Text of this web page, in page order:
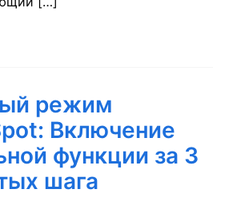
режим
Включение
функции за 3
шага